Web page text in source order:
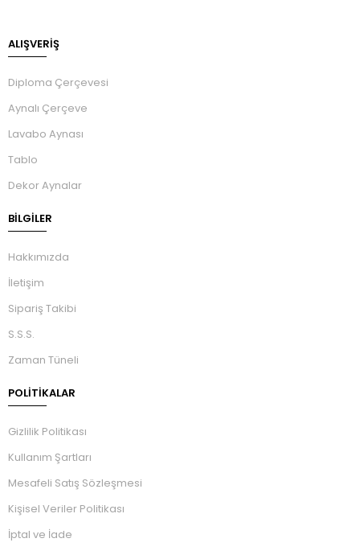
ALIŞVERİŞ
Diploma Çerçevesi
Aynalı Çerçeve
Lavabo Aynası
Tablo
Dekor Aynalar
BILGILER
Hakkımızda
İletişim
Sipariş Takibi
S.S.S.
Zaman Tüneli
POLİTİKALAR
Gizlilik Politikası
Kullanım Şartları
Mesafeli Satış Sözleşmesi
Kişisel Veriler Politikası
İptal ve İade